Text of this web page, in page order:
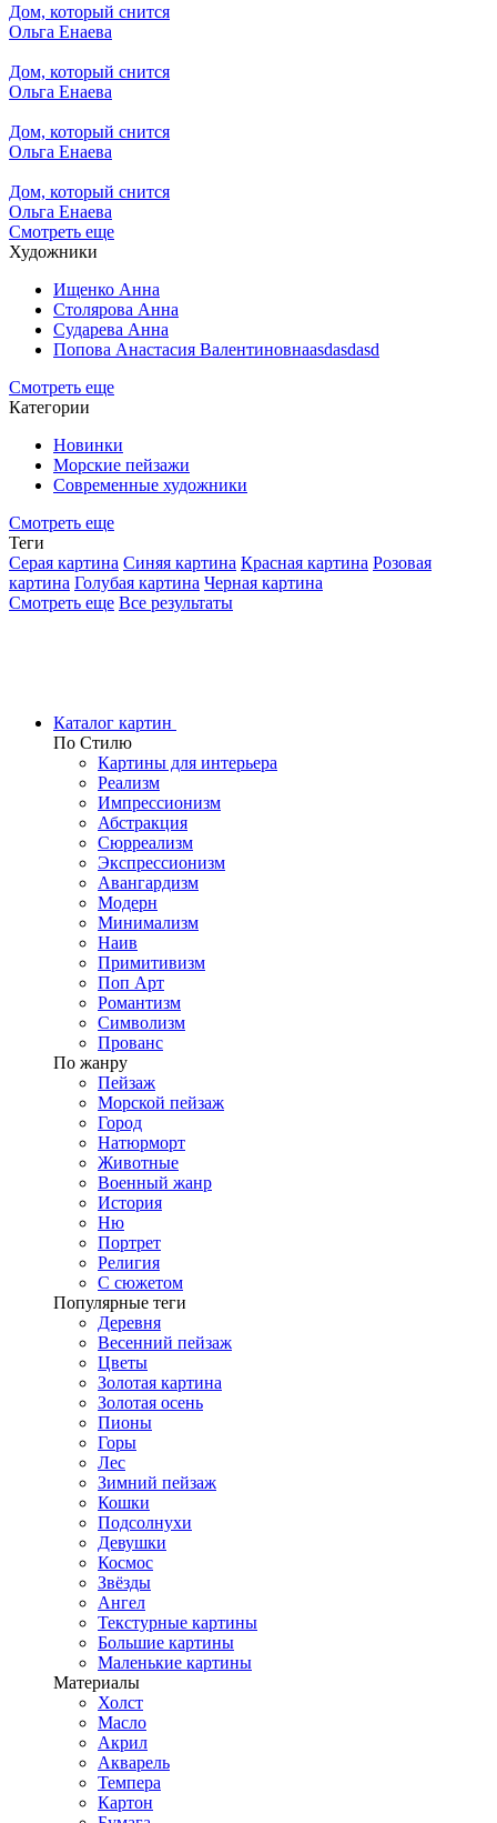
Дом, который снится
Ольга Енаева
Дом, который снится
Ольга Енаева
Дом, который снится
Ольга Енаева
Дом, который снится
Ольга Енаева
Смотреть еще
Художники
Ищенко Анна
Столярова Анна
Сударева Анна
Попова Анастасия Валентиновнаasdasdasd
Смотреть еще
Категории
Новинки
Морские пейзажи
Современные художники
Смотреть еще
Теги
Серая картина Синяя картина Красная картина Розовая
картина Голубая картина Черная картина
Смотреть еще Все результаты
Каталог картин
По Стилю
Картины для интерьера
Реализм
Импрессионизм
Абстракция
Сюрреализм
Экспрессионизм
Авангардизм
Модерн
Минимализм
Наив
Примитивизм
Поп Арт
Романтизм
Символизм
Прованс
По жанру
Пейзаж
Морской пейзаж
Город
Натюрморт
Животные
Военный жанр
История
Ню
Портрет
Религия
С сюжетом
Популярные теги
Деревня
Весенний пейзаж
Цветы
Золотая картина
Золотая осень
Пионы
Горы
Лес
Зимний пейзаж
Кошки
Подсолнухи
Девушки
Космос
Звёзды
Ангел
Текстурные картины
Большие картины
Маленькие картины
Материалы
Холст
Масло
Акрил
Акварель
Темпера
Картон